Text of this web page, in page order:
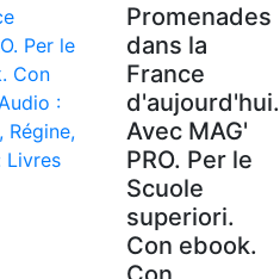
Promenades
dans la
France
d'aujourd'hui.
Avec MAG'
PRO. Per le
Scuole
superiori.
Con ebook.